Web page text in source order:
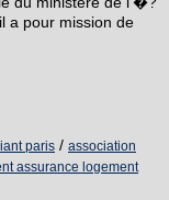
a pour mission de
paris / association
assurance logement